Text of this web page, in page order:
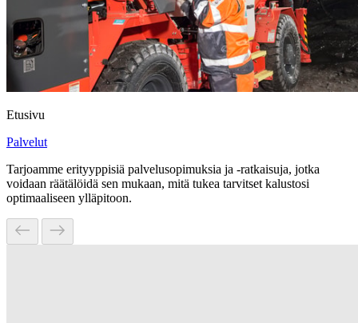
Etusivu
Palvelut
Tarjoamme erityyppisiä palvelusopimuksia ja -ratkaisuja, jotka
voidaan räätälöidä sen mukaan, mitä tukea tarvitset kalustosi
optimaaliseen ylläpitoon.